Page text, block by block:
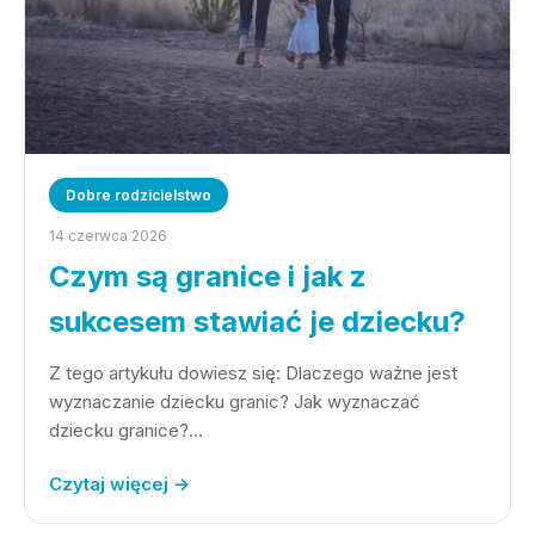
Dobre rodzicielstwo
14 czerwca 2026
Czym są granice i jak z
sukcesem stawiać je dziecku?
Z tego artykułu dowiesz się: Dlaczego ważne jest
wyznaczanie dziecku granic? Jak wyznaczać
dziecku granice?…
Czytaj więcej →